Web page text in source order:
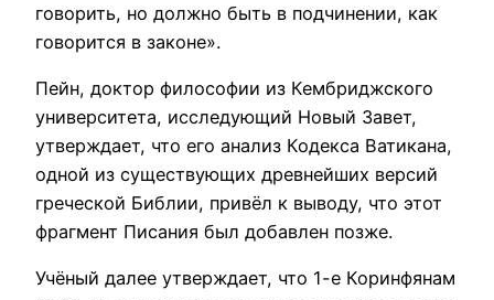
говорить, но должно быть в подчинении, как
говорится в законе».
Пейн, доктор философии из Кембриджского
университета, исследующий Новый Завет,
утверждает, что его анализ Кодекса Ватикана,
одной из существующих древнейших версий
греческой Библии, привёл к выводу, что этот
фрагмент Писания был добавлен позже.
Учёный далее утверждает, что 1-е Коринфянам